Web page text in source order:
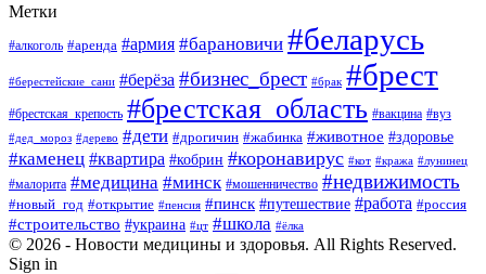
Метки
#алкоголь #аренда #армия #барановичи #беларусь
#берестейские_сани #берёза #бизнес_брест #брак #брест
#брестская_крепость #брестская_область #вакцина #вуз
#дед_мороз #дерево #дети #дрогичин #жабинка #животное #здоровье
#каменец #квартира #кобрин #коронавирус #кот #кража #лунинец
#малорита #медицина #минск #мошенничество #недвижимость
#новый_год #открытие #пенсия #пинск #путешествие #работа #россия
#строительство #украина #цт #школа #ёлка
© 2026 - Новости медицины и здоровья. All Rights Reserved.
Sign in